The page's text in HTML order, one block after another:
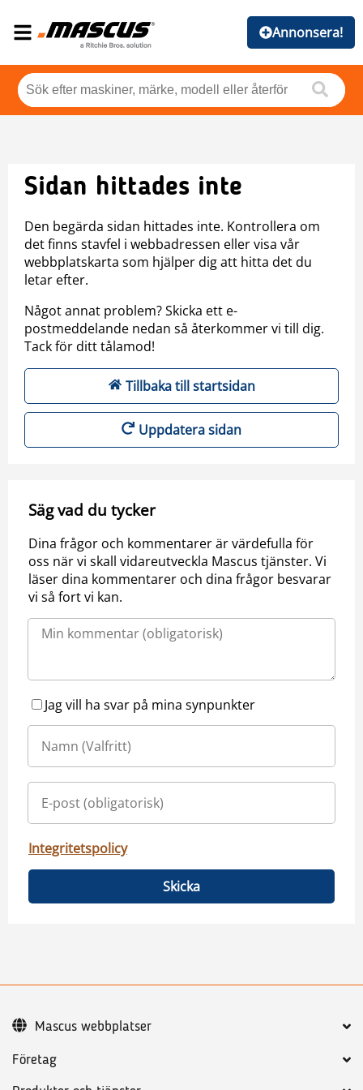
Annonsera!
Sidan hittades inte
Den begärda sidan hittades inte. Kontrollera om
det finns stavfel i webbadressen eller visa vår
webbplatskarta som hjälper dig att hitta det du
letar efter.
Något annat problem? Skicka ett e-
postmeddelande nedan så återkommer vi till dig.
Tack för ditt tålamod!
Tillbaka till startsidan
Uppdatera sidan
Säg vad du tycker
Dina frågor och kommentarer är värdefulla för
oss när vi skall vidareutveckla Mascus tjänster. Vi
läser dina kommentarer och dina frågor besvarar
vi så fort vi kan.
Jag vill ha svar på mina synpunkter
Integritetspolicy
Skicka
Företag
Mascus webbplatser